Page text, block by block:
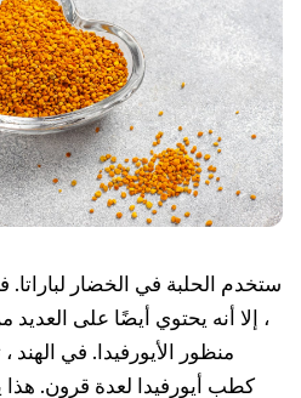
ستخدم الحلبة في الخضار لباراتا.
، إلا أنه يحتوي أيضًا على
منظور الأيورفيدا. في الهند
كطب أيورفيدا لعدة قرون.